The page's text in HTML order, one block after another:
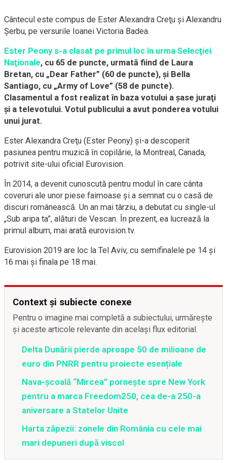
Cântecul este compus de Ester Alexandra Creţu şi Alexandru
Şerbu, pe versurile Ioanei Victoria Badea.
Ester Peony s-a clasat pe primul loc în urma Selecţiei
Naţionale, cu 65 de puncte, urmată fiind de Laura
Bretan, cu „Dear Father” (60 de puncte), şi Bella
Santiago, cu „Army of Love” (58 de puncte).
Clasamentul a fost realizat în baza votului a şase juraţi
şi a televotului. Votul publicului a avut ponderea votului
unui jurat.
Ester Alexandra Creţu (Ester Peony) şi-a descoperit
pasiunea pentru muzică în copilărie, la Montreal, Canada,
potrivit site-ului oficial Eurovision.
În 2014, a devenit cunoscută pentru modul în care cânta
coveruri ale unor piese faimoase şi a semnat cu o casă de
discuri românească. Un an mai târziu, a debutat cu single-ul
„Sub aripa ta”, alături de Vescan. În prezent, ea lucrează la
primul album, mai arată eurovision.tv.
Eurovision 2019 are loc la Tel Aviv, cu semifinalele pe 14 şi
16 mai şi finala pe 18 mai.
Context și subiecte conexe
Pentru o imagine mai completă a subiectului, urmărește
și aceste articole relevante din același flux editorial.
Delta Dunării pierde aproape 50 de milioane de
euro din PNRR pentru proiecte esențiale
Nava-școală “Mircea” pornește spre New York
pentru a marca Freedom250, cea de-a 250-a
aniversare a Statelor Unite
Harta zăpezii: zonele din România cu cele mai
mari depuneri după viscol